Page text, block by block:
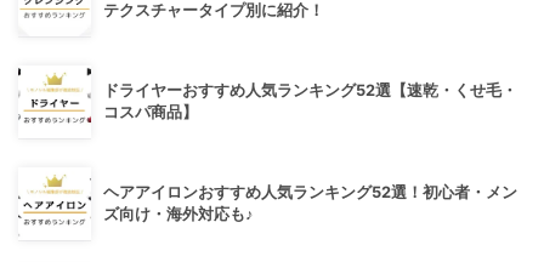
テクスチャータイプ別に紹介！
ドライヤーおすすめ人気ランキング52選【速乾・くせ毛・
コスパ商品】
ヘアアイロンおすすめ人気ランキング52選！初心者・メン
ズ向け・海外対応も♪